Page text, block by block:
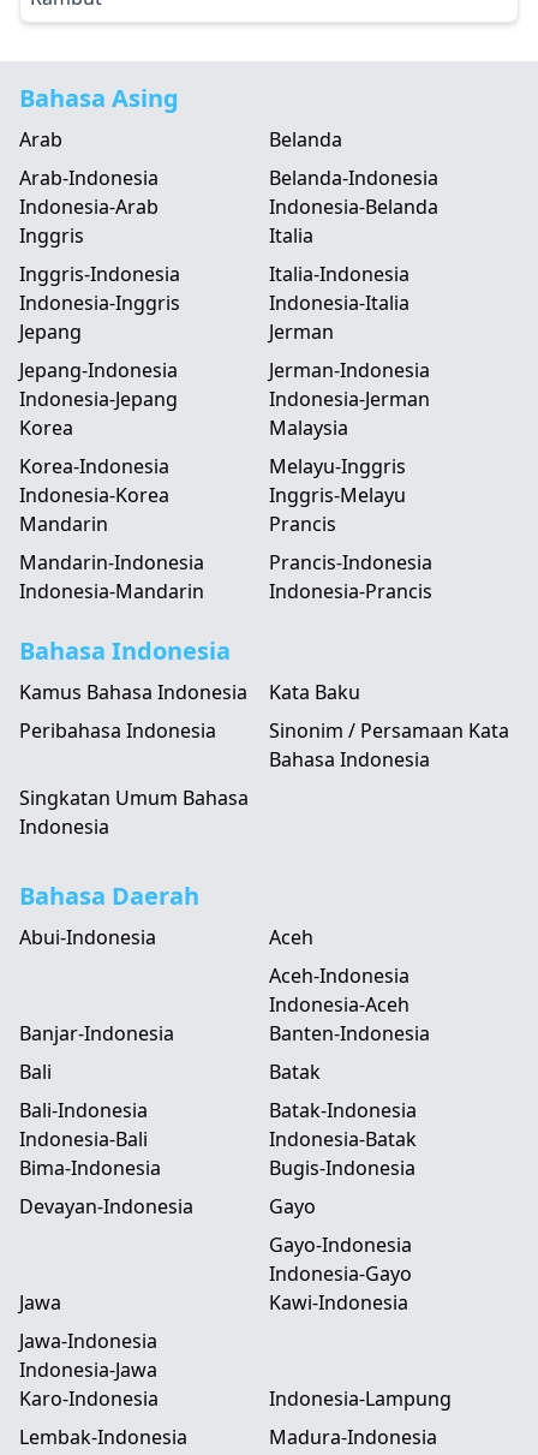
Bahasa Asing
Arab
Arab-Indonesia
Indonesia-Arab
Belanda
Belanda-Indonesia
Indonesia-Belanda
Inggris
Inggris-Indonesia
Indonesia-Inggris
Italia
Italia-Indonesia
Indonesia-Italia
Jepang
Jepang-Indonesia
Indonesia-Jepang
Jerman
Jerman-Indonesia
Indonesia-Jerman
Korea
Korea-Indonesia
Indonesia-Korea
Malaysia
Melayu-Inggris
Inggris-Melayu
Mandarin
Mandarin-Indonesia
Indonesia-Mandarin
Prancis
Prancis-Indonesia
Indonesia-Prancis
Bahasa Indonesia
Kamus Bahasa Indonesia
Kata Baku
Peribahasa Indonesia
Sinonim / Persamaan Kata
Bahasa Indonesia
Singkatan Umum Bahasa
Indonesia
Bahasa Daerah
Abui-Indonesia
Aceh
Aceh-Indonesia
Indonesia-Aceh
Banjar-Indonesia
Banten-Indonesia
Bali
Bali-Indonesia
Indonesia-Bali
Batak
Batak-Indonesia
Indonesia-Batak
Bima-Indonesia
Bugis-Indonesia
Devayan-Indonesia
Gayo
Gayo-Indonesia
Indonesia-Gayo
Jawa
Jawa-Indonesia
Indonesia-Jawa
Kawi-Indonesia
Karo-Indonesia
Indonesia-Lampung
Lembak-Indonesia
Madura-Indonesia